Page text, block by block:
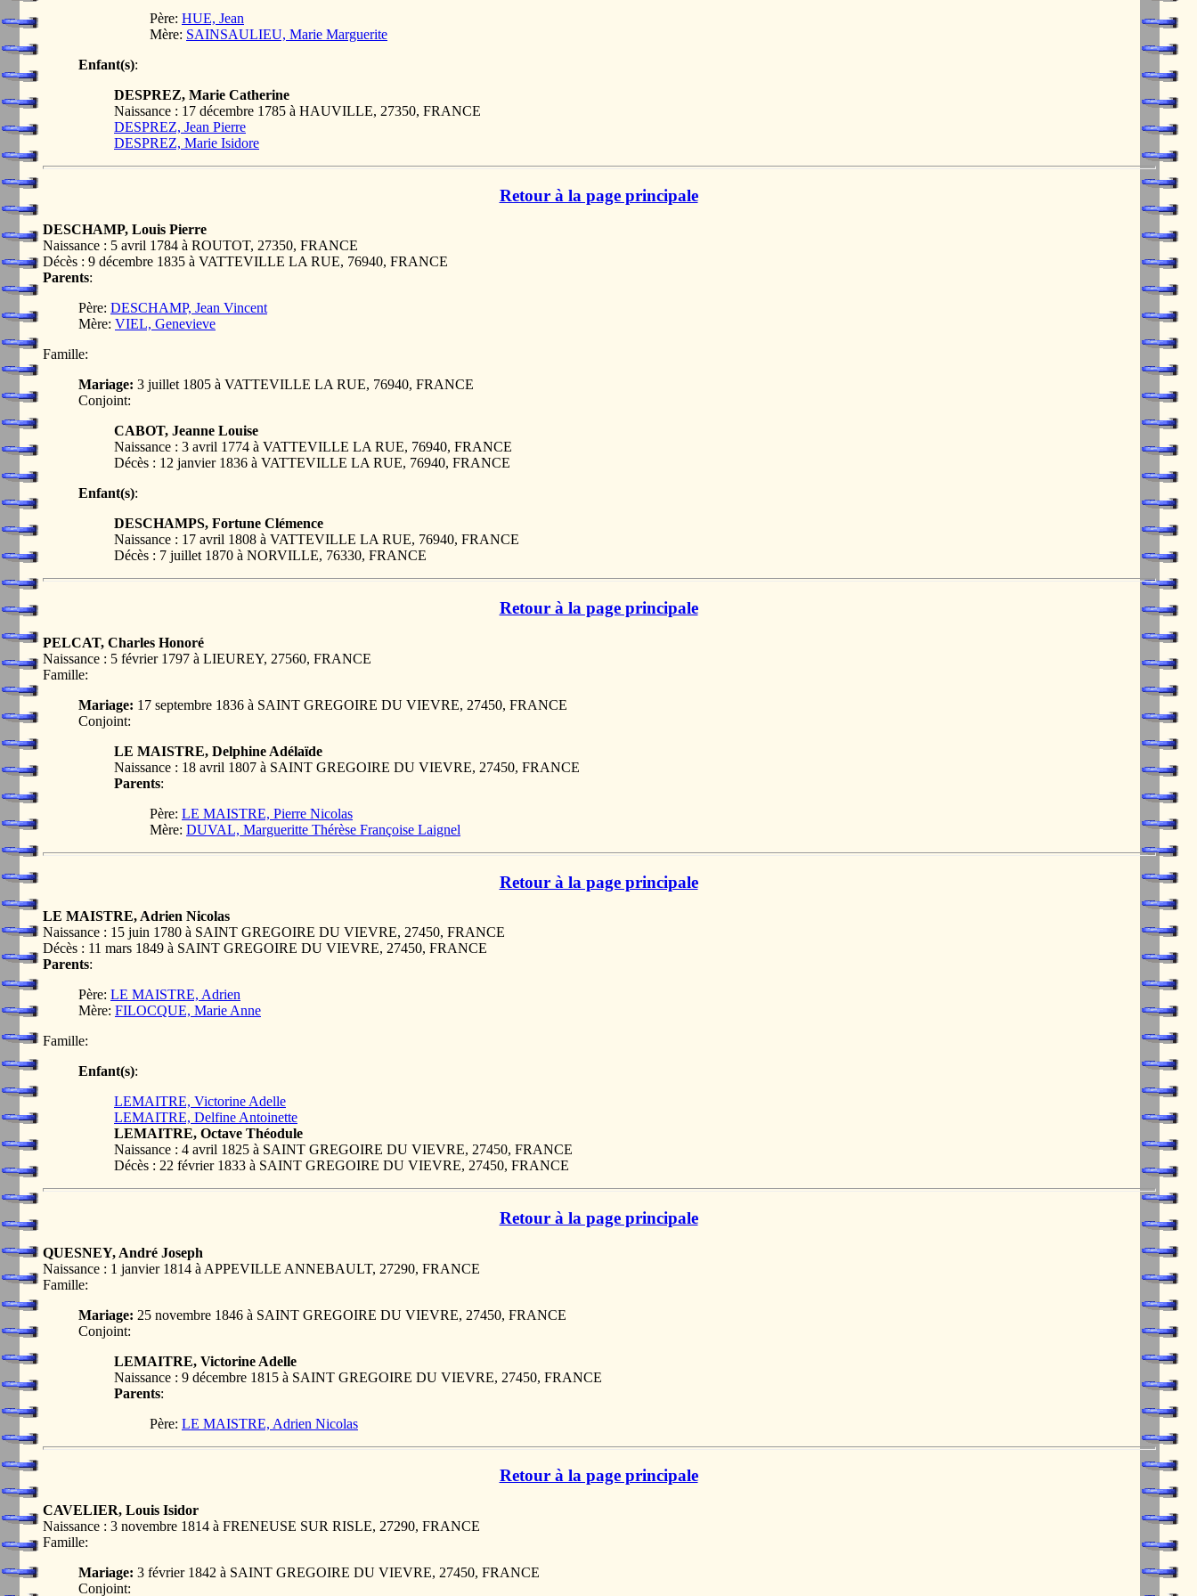
Père: HUE, Jean
Mère: SAINSAULIEU, Marie Marguerite
Enfant(s):
DESPREZ, Marie Catherine
Naissance : 17 décembre 1785 à HAUVILLE, 27350, FRANCE
DESPREZ, Jean Pierre
DESPREZ, Marie Isidore
Retour à la page principale
DESCHAMP, Louis Pierre
Naissance : 5 avril 1784 à ROUTOT, 27350, FRANCE
Décès : 9 décembre 1835 à VATTEVILLE LA RUE, 76940, FRANCE
Parents:
Père: DESCHAMP, Jean Vincent
Mère: VIEL, Genevieve
Famille:
Mariage: 3 juillet 1805 à VATTEVILLE LA RUE, 76940, FRANCE
Conjoint:
CABOT, Jeanne Louise
Naissance : 3 avril 1774 à VATTEVILLE LA RUE, 76940, FRANCE
Décès : 12 janvier 1836 à VATTEVILLE LA RUE, 76940, FRANCE
Enfant(s):
DESCHAMPS, Fortune Clémence
Naissance : 17 avril 1808 à VATTEVILLE LA RUE, 76940, FRANCE
Décès : 7 juillet 1870 à NORVILLE, 76330, FRANCE
Retour à la page principale
PELCAT, Charles Honoré
Naissance : 5 février 1797 à LIEUREY, 27560, FRANCE
Famille:
Mariage: 17 septembre 1836 à SAINT GREGOIRE DU VIEVRE, 27450, FRANCE
Conjoint:
LE MAISTRE, Delphine Adélaïde
Naissance : 18 avril 1807 à SAINT GREGOIRE DU VIEVRE, 27450, FRANCE
Parents:
Père: LE MAISTRE, Pierre Nicolas
Mère: DUVAL, Margueritte Thérèse Françoise Laignel
Retour à la page principale
LE MAISTRE, Adrien Nicolas
Naissance : 15 juin 1780 à SAINT GREGOIRE DU VIEVRE, 27450, FRANCE
Décès : 11 mars 1849 à SAINT GREGOIRE DU VIEVRE, 27450, FRANCE
Parents:
Père: LE MAISTRE, Adrien
Mère: FILOCQUE, Marie Anne
Famille:
Enfant(s):
LEMAITRE, Victorine Adelle
LEMAITRE, Delfine Antoinette
LEMAITRE, Octave Théodule
Naissance : 4 avril 1825 à SAINT GREGOIRE DU VIEVRE, 27450, FRANCE
Décès : 22 février 1833 à SAINT GREGOIRE DU VIEVRE, 27450, FRANCE
Retour à la page principale
QUESNEY, André Joseph
Naissance : 1 janvier 1814 à APPEVILLE ANNEBAULT, 27290, FRANCE
Famille:
Mariage: 25 novembre 1846 à SAINT GREGOIRE DU VIEVRE, 27450, FRANCE
Conjoint:
LEMAITRE, Victorine Adelle
Naissance : 9 décembre 1815 à SAINT GREGOIRE DU VIEVRE, 27450, FRANCE
Parents:
Père: LE MAISTRE, Adrien Nicolas
Retour à la page principale
CAVELIER, Louis Isidor
Naissance : 3 novembre 1814 à FRENEUSE SUR RISLE, 27290, FRANCE
Famille:
Mariage: 3 février 1842 à SAINT GREGOIRE DU VIEVRE, 27450, FRANCE
Conjoint: